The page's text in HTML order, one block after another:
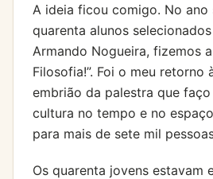
A ideia ficou comigo. No ano
quarenta alunos
Armando Nogueira, fizemos
Filosofia!”. Foi o meu retorno
embrião da palestra que
cultura no tempo e no
para mais de sete mil
Os quarenta jovens estavam